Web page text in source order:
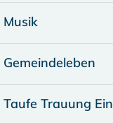
Musik
Gemeindeleben
Taufe Trauung